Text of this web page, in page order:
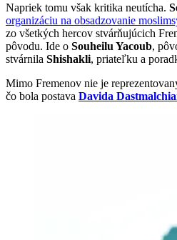
Napriek tomu však kritika neutícha.
organizáciu na obsadzovanie
zo všetkých hercov stvárňujúcich
pôvodu. Ide o Souheilu Yacoub,
stvárnila Shishakli, priateľku a
Mimo Fremenov nie je
čo bola postava Davida